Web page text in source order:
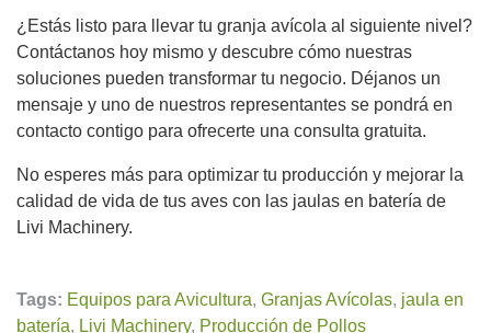
¿Estás listo para llevar tu granja avícola al siguiente nivel?
Contáctanos hoy mismo y descubre cómo nuestras
soluciones pueden transformar tu negocio. Déjanos un
mensaje y uno de nuestros representantes se pondrá en
contacto contigo para ofrecerte una consulta gratuita.
No esperes más para optimizar tu producción y mejorar la
calidad de vida de tus aves con las jaulas en batería de
Livi Machinery.
Tags: Equipos para Avicultura, Granjas Avícolas, jaula en
batería, Livi Machinery, Producción de Pollos